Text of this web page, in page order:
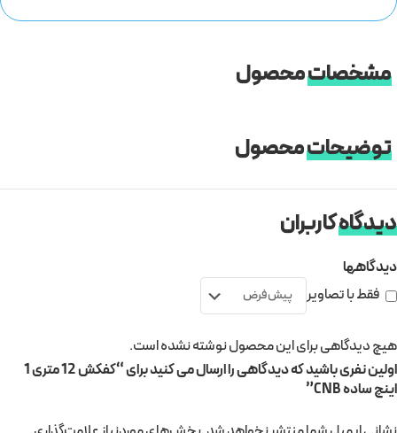
مشخصاتمحصول
توضیحاتمحصول
دیدگاهکاربران
دیدگاهها
فقط با تصاویر
هیچ دیدگاهی برای این محصول نوشته نشده است.
اولین نفری باشید که دیدگاهی را ارسال می کنید برای “کفکش 12 متری 1
اینچ ساده CNB”